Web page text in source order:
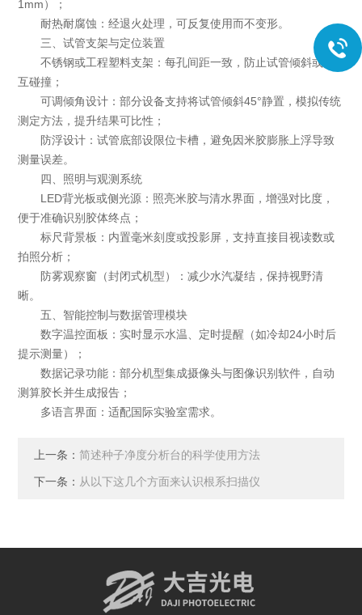
1mm）；
耐热耐腐蚀：经退火处理，可反复使用而不变形。
三、试管支架与定位装置
不锈钢或工程塑料支架：每孔间距一致，防止试管倾斜或相
互碰撞；
可调倾角设计：部分设备支持将试管倾斜45°静置，模拟传统
测定方法，提升结果可比性；
防浮设计：试管底部设限位卡槽，避免因米胶膨胀上浮导致
测量误差。
四、照明与观测系统
LED背光板或侧光源：照亮米胶与清水界面，增强对比度，
便于准确识别胶体终点；
标尺背景板：内置毫米刻度或投影屏，支持直接目视读数或
拍照分析；
防雾观察窗（封闭式机型）：减少水汽凝结，保持视野清
晰。
五、智能控制与数据管理模块
数字温控面板：实时显示水温、定时提醒（如冷却24小时后
提示测量）；
数据记录功能：部分机型集成摄像头与图像识别软件，自动
测算胶长并生成报告；
多语言界面：适配国际实验室需求。
上一条：简述种子净度分析台的科学使用方法
下一条： 从以下这几个方面来认识根系扫描仪